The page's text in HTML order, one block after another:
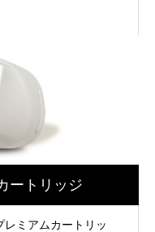
ートリッジ
ミアムカートリッ